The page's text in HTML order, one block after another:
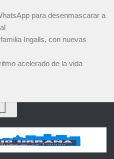
para desenmascarar a
Ingalls, con nuevas
acelerado de la vida